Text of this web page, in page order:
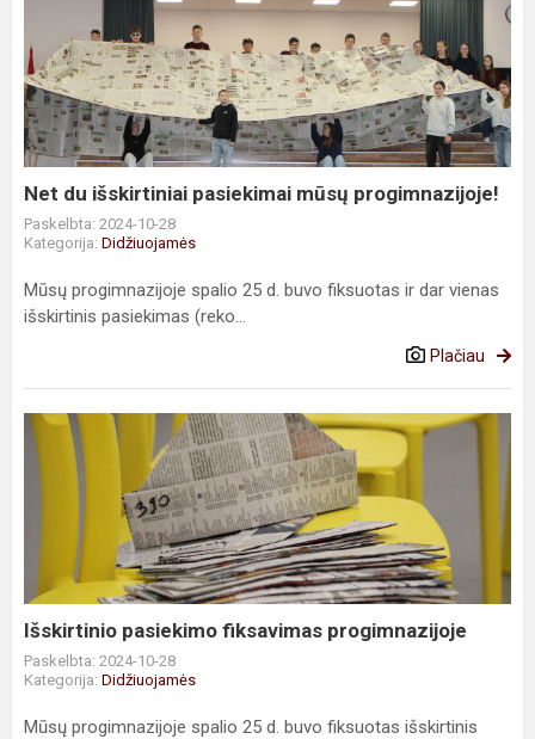
išskirtiniai
pasiekimai
mūsų
progimnazijoje!
Net du išskirtiniai pasiekimai mūsų progimnazijoje!
Paskelbta: 2024-10-28
Kategorija: Didžiuojamės
Mūsų progimnazijoje spalio 25 d. buvo fiksuotas ir dar vienas
išskirtinis pasiekimas (reko...
Plačiau
Išskirtinio
pasiekimo
fiksavimas
progimnazijoje
Išskirtinio pasiekimo fiksavimas progimnazijoje
Paskelbta: 2024-10-28
Kategorija: Didžiuojamės
Mūsų progimnazijoje spalio 25 d. buvo fiksuotas išskirtinis